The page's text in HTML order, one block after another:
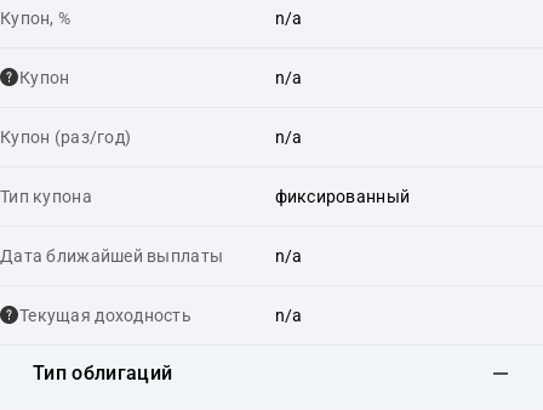
Купон, % n/a
Купон n/a
Купон (раз/год) n/a
Тип купона фиксированный
Дата ближайшей выплаты n/a
Текущая доходность n/a
Тип облигаций